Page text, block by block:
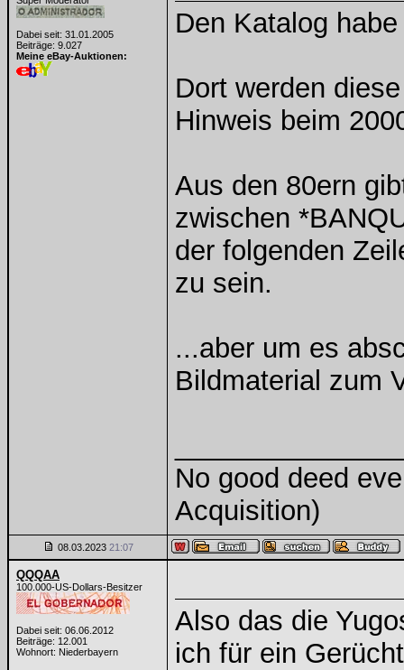
Dabei seit: 31.01.2005
Beiträge: 9.027
Meine eBay-Auktionen:
Den Katalog
Dort werden
Hinweis beim
Aus den 80ern
zwischen
der folgenden
zu sein.
...aber um es
Bildmaterial zum
No good deed
Acquisition)
08.03.2023 21:07
QQQAA
100.000-US-Dollars-Besitzer
Dabei seit: 06.06.2012
Beiträge: 12.001
Wohnort: Niederbayern
Also das die
ich für ein